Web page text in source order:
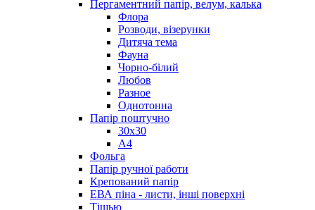
Пергаментний папір, велум, калька
Флора
Розводи, візерунки
Дитяча тема
Фауна
Чорно-білий
Любов
Разное
Однотонна
Папір поштучно
30х30
А4
Фольга
Папір ручної работи
Крепований папір
ЕВА піна - листи, інші поверхні
Тішью